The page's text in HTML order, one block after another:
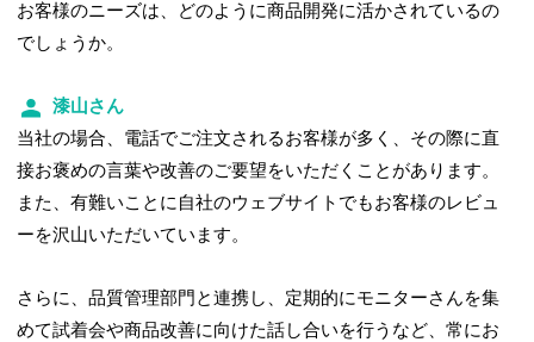
お客様のニーズは、どのように商品開発に活かされているの
でしょうか。
漆山さん
当社の場合、電話でご注文されるお客様が多く、その際に直
接お褒めの言葉や改善のご要望をいただくことがあります。
また、有難いことに自社のウェブサイトでもお客様のレビュ
ーを沢山いただいています。
さらに、品質管理部門と連携し、定期的にモニターさんを集
めて試着会や商品改善に向けた話し合いを行うなど、常にお